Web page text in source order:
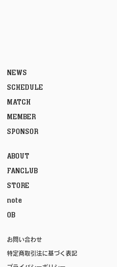
ABOUT
FANCLUB
STORE
note
OB
NEWS
SCHEDULE
MATCH
MEMBER
SPONSOR
お問い合わせ
特定商取引法に基づく表記